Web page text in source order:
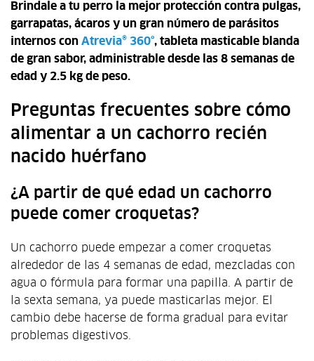
Brindale a tu perro la mejor protección contra pulgas,
garrapatas, ácaros y un gran número de parásitos
internos con Atrevia® 360°, tableta masticable blanda
de gran sabor, administrable desde las 8 semanas de
edad y 2.5 kg de peso.
Preguntas frecuentes sobre cómo
alimentar a un cachorro recién
nacido huérfano
¿A partir de qué edad un cachorro
puede comer croquetas?
Un cachorro puede empezar a comer croquetas
alrededor de las 4 semanas de edad, mezcladas con
agua o fórmula para formar una papilla. A partir de
la sexta semana, ya puede masticarlas mejor. El
cambio debe hacerse de forma gradual para evitar
problemas digestivos.